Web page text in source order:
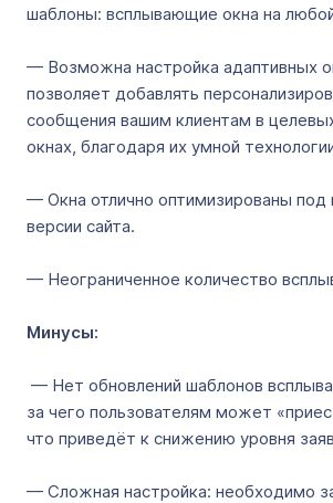
шаблоны: всплывающие окна на
— Возможна настройка адаптивных
позволяет добавлять
сообщения вашим клиентам в
окнах, благодаря их умной
— Окна отлично оптимизированы под
версии сайта.
— Неограниченное количество
Минусы:
— Нет обновлений шаблонов
за чего пользователям может
что приведёт к снижению уровня
— Сложная настройка: необходимо